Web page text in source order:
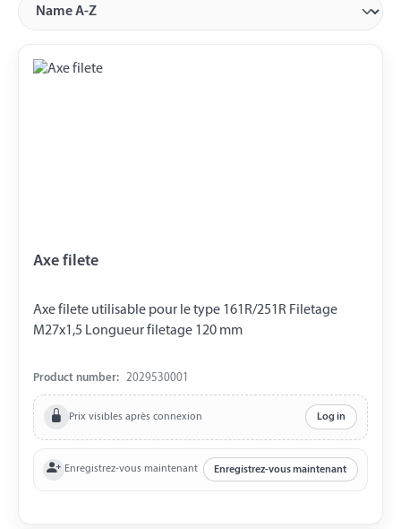
Axe filete
Axe filete utilisable pour le type 161R/251R Filetage
M27x1,5 Longueur filetage 120 mm
Product number: 2029530001
Prix visibles après connexion Log in
Enregistrez-vous maintenant Enregistrez-vous maintenant